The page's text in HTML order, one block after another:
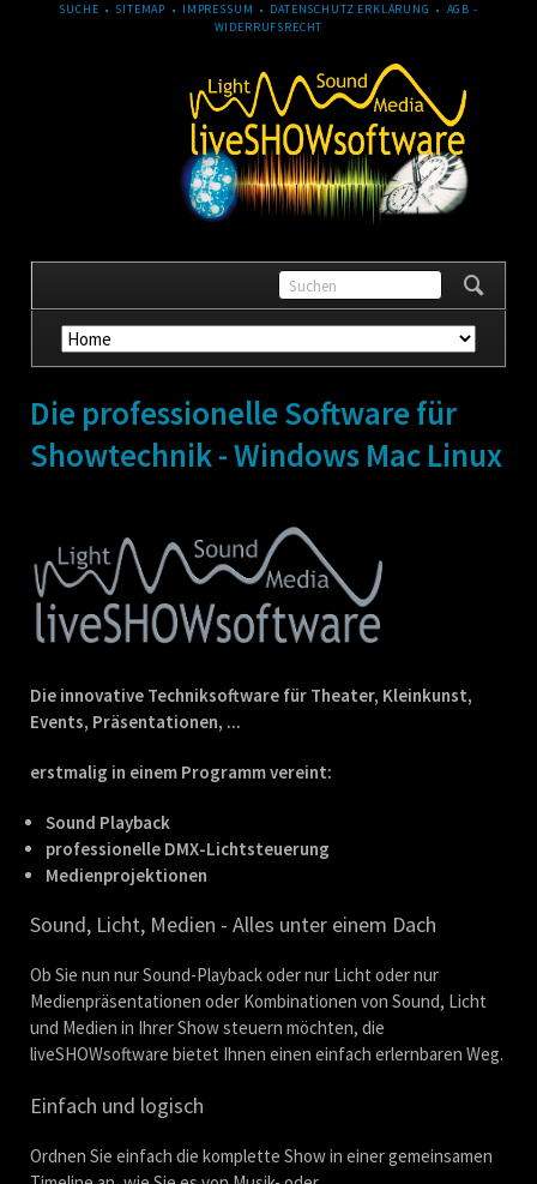
NAVIGATION
SUCHE SITEMAP IMPRESSUM DATENSCHUTZ ERKLÄRUNG
AGB -
WIDERRUFSRECHT
Navigation
überspringen
Die professionelle Software für
Showtechnik - Windows Mac Linux
Die innovative Techniksoftware für Theater, Kleinkunst,
Events, Präsentationen, ...
erstmalig in einem Programm vereint:
Sound Playback
professionelle DMX-Lichtsteuerung
Medienprojektionen
Sound, Licht, Medien - Alles unter einem Dach
Ob Sie nun nur Sound-Playback oder nur Licht oder nur
Medienpräsentationen oder Kombinationen von Sound, Licht
und Medien in Ihrer Show steuern möchten, die
liveSHOWsoftware bietet Ihnen einen einfach erlernbaren Weg.
Einfach und logisch
Ordnen Sie einfach die komplette Show in einer gemeinsamen